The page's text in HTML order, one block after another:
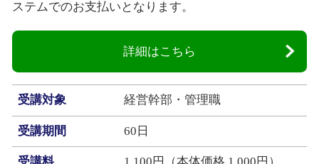
ステムでのお支払いとなります。
詳細はこちら
受講対象 経営幹部・管理職
受講期間 60日